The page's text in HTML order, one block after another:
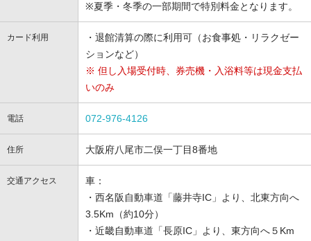
※夏季・冬季の一部期間で特別料金となります。
カード利用
・退館清算の際に利用可（お食事処・リラクゼー
ションなど）
※ 但し入場受付時、券売機・入浴料等は現金支払
いのみ
電話 072-976-4126
住所 大阪府八尾市二俣一丁目8番地
交通アクセス
車：
・西名阪自動車道「藤井寺IC」より、北東方向へ
3.5Km（約10分）
・近畿自動車道「長原IC」より、東方向へ５Km